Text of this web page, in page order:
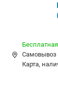
Бесплатная
Самовывоз
карта,